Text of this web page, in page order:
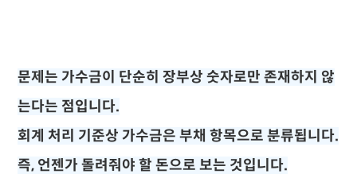
문제는 가수금이 단순히 장부상 숫자로만 존재하지 않
는다는 점입니다.
회계 처리 기준상 가수금은 부채 항목으로 분류됩니다.
즉, 언젠가 돌려줘야 할 돈으로 보는 것입니다.